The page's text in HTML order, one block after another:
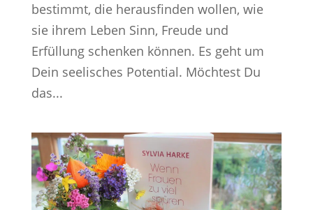
bestimmt, die herausfinden wollen, wie
sie ihrem Leben Sinn, Freude und
Erfüllung schenken können. Es geht um
Dein seelisches Potential. Möchtest Du
das...